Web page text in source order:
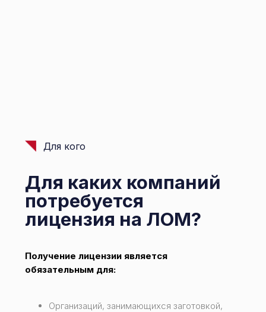
Для кого
Для каких компаний
потребуется
лицензия на ЛОМ?
Получение лицензии является
обязательным для:
Организаций, занимающихся заготовкой,